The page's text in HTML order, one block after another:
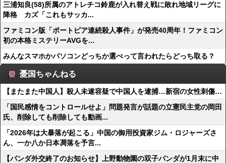
三浦知良(58)所属のアトレチコ鈴鹿が入れ替え戦に敗れ地域リーグに
降格 カズ「これもサッカ...
ファミコン版「ポートピア連続殺人事件」が発売40周年！ファミコン
初の本格ミステリーAVGを...
みんなスマホかパソコンどっちか選べって言われたらどっち取る？
憂国ちゃんねる
【またまた中国人】殺人未遂容疑で中国人を逮捕…新宿の女性刺傷…
「国民感情をコントロールせよ」問題発言が話題の立憲民主党の岡田
氏、削除しても削除しても動画...
「2026年は大暴落が起こる」中国の御用投資家ジム・ロジャーズさ
ん、一か八か日本凋落を予言...
【パンダ外交終了のお知らせ】上野動物園の双子パンダが1月末に中